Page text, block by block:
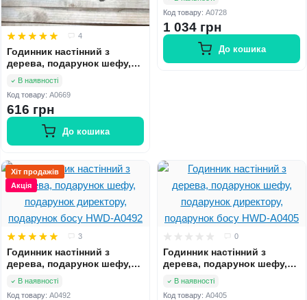
4
Годинник настінний з
дерева, подарунок шефу,
подарунок босу HWD-A0669
В наявності
Код товару: A0669
616 грн
До кошика
подарунок босу HWD-A0728
Код товару: A0728
1 034 грн
До кошика
Хіт продажів
Акція
3
Годинник настінний з
дерева, подарунок шефу,
подарунок босу HWD-A0492
В наявності
Код товару: A0492
0
Годинник настінний з
дерева, подарунок шефу,
подарунок босу HWD-A0405
В наявності
Код товару: A0405